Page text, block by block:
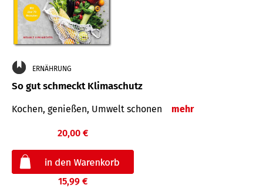
ERNÄHRUNG
So gut schmeckt Klimaschutz
Kochen, genießen, Umwelt schonen mehr
20,00 €
15,99 €